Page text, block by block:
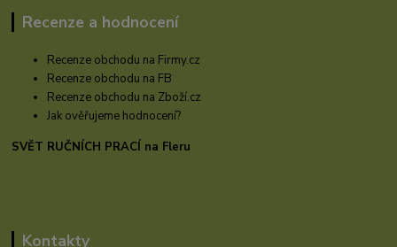
Recenze a hodnocení
Recenze obchodu na Firmy.cz
Recenze obchodu na FB
Recenze obchodu na Zboží.cz
Jak ověřujeme hodnocení?
SVĚT RUČNÍCH PRACÍ na Fleru
Kontakty